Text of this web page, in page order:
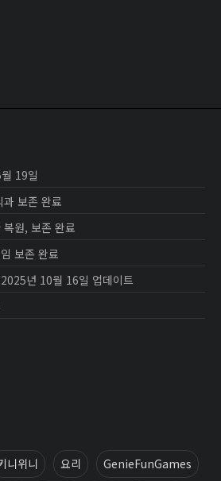
19일
보존 완료
원, 보존 완료
보존 완료
년 10월 16일 업데이트
니위니 요리 GenieFunGames